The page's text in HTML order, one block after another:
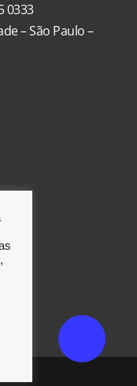
0333
– São Paulo –